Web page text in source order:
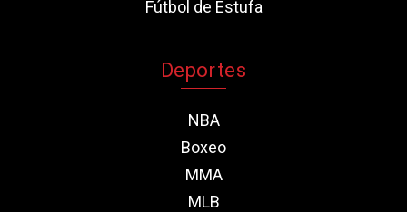
Fútbol de Estufa
Deportes
NBA
Boxeo
MMA
MLB